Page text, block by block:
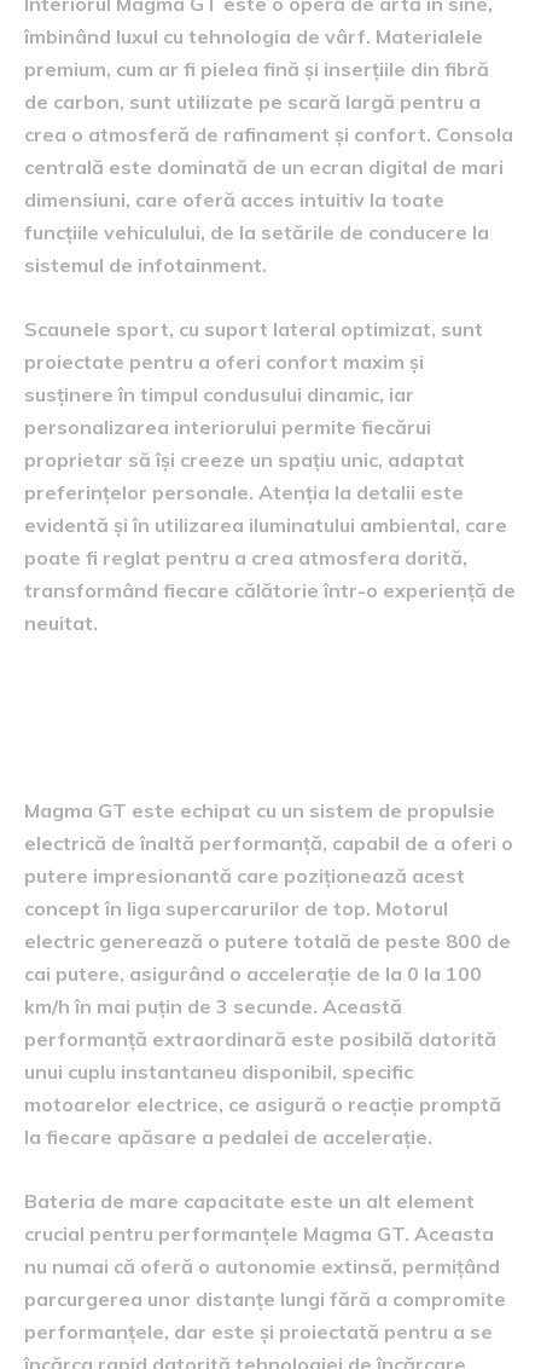
îmbinând luxul cu tehnologia de vârf. Materialele
premium, cum ar fi pielea fină și inserțiile din fibră
de carbon, sunt utilizate pe scară largă pentru a
crea o atmosferă de rafinament și confort. Consola
centrală este dominată de un ecran digital de mari
dimensiuni, care oferă acces intuitiv la toate
funcțiile vehiculului, de la setările de conducere la
sistemul de infotainment.
Scaunele sport, cu suport lateral optimizat, sunt
proiectate pentru a oferi confort maxim și
susținere în timpul condusului dinamic, iar
personalizarea interiorului permite fiecărui
proprietar să își creeze un spațiu unic, adaptat
preferințelor personale. Atenția la detalii este
evidentă și în utilizarea iluminatului ambiental, care
poate fi reglat pentru a crea atmosfera dorită,
transformând fiecare călătorie într-o experiență de
neuitat.
Magma GT este echipat cu un sistem de propulsie
electrică de înaltă performanță, capabil de a oferi o
putere impresionantă care poziționează acest
concept în liga supercarurilor de top. Motorul
electric generează o putere totală de peste 800 de
cai putere, asigurând o accelerație de la 0 la 100
km/h în mai puțin de 3 secunde. Această
performanță extraordinară este posibilă datorită
unui cuplu instantaneu disponibil, specific
motoarelor electrice, ce asigură o reacție promptă
la fiecare apăsare a pedalei de accelerație.
Bateria de mare capacitate este un alt element
crucial pentru performanțele Magma GT. Aceasta
nu numai că oferă o autonomie extinsă, permițând
parcurgerea unor distanțe lungi fără a compromite
performanțele, dar este și proiectată pentru a se
încărca rapid datorită tehnologiei de încărcare